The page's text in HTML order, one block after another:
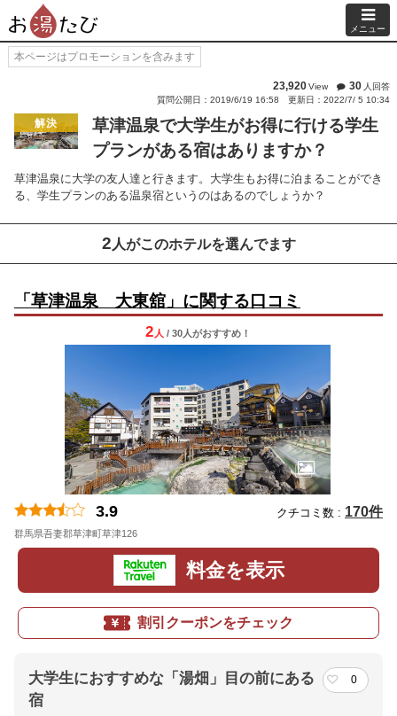
メニュー
本ページはプロモーションを含みます
23,920View 30 人回答
質問公開日：2019/6/19 16:58
更新日：2022/7/ 5 10:34
解決
草津温泉で大学生がお得に行ける学生
プランがある宿はありますか？
草津温泉に大学の友人達と行きます。大学生もお得に泊まることができ
る、学生プランのある温泉宿というのはあるのでしょうか？
2 人がこのホテルを選んでます
「草津温泉 大東舘」に関する口コミ
2 人 / 30人がおすすめ！
3.9 クチコミ数 : 170件
群馬県吾妻郡草津町草津126
料金を表示
割引クーポンをチェック
大学生におすすめな「湯畑」目の前にある
宿
0